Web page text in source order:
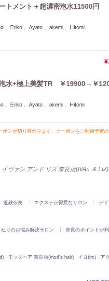
トメント＋超濃密泡水11500円
、Eriko 、Ayato 、akemi 、Hitomi
泡水+極上美髪TR ￥19900→￥
、Eriko 、Ayato 、akemi 、Hitomi
ポンが切り替わります。クーポンをご利用予定
イヴァン アンド リズ 奈良店(IVAn ＆
近鉄奈良 エクステが得意なサロン デ
りのお悩み解決サロン 奈良のポイントが
| モッズヘア 奈良店(mod's hair) | イロ(iro) | ア